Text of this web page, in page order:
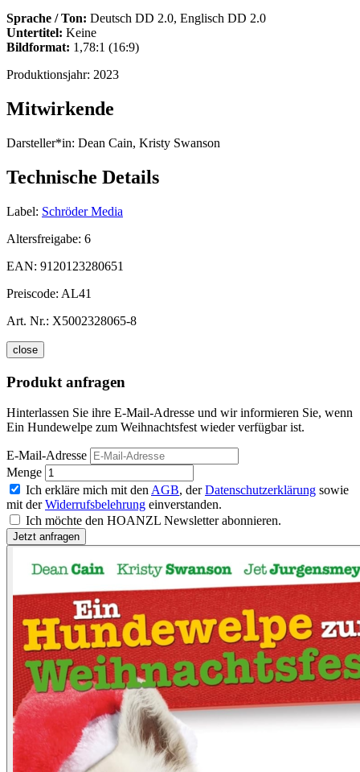
Sprache / Ton: Deutsch DD 2.0, Englisch DD 2.0
Untertitel: Keine
Bildformat: 1,78:1 (16:9)
Produktionsjahr: 2023
Mitwirkende
Darsteller*in: Dean Cain, Kristy Swanson
Technische Details
Label: Schröder Media
Altersfreigabe: 6
EAN: 9120123280651
Preiscode: AL41
Art. Nr.: X5002328065-8
close
Produkt anfragen
Hinterlassen Sie ihre E-Mail-Adresse und wir informieren Sie, wenn
Ein Hundewelpe zum Weihnachtsfest wieder verfügbar ist.
E-Mail-Adresse
Menge
Ich erkläre mich mit den AGB, derDatenschutzerklärung sowie
mit derWiderrufsbelehrung einverstanden.
Ich möchte den HOANZL Newsletter abonnieren.